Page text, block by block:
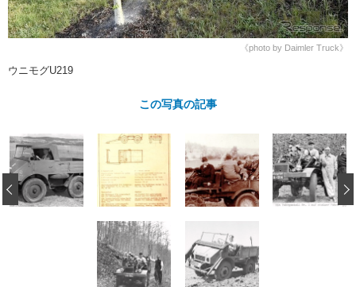
フィルム・ラッピング
ストップ 不具合修理＆粗悪修理
カーメーカー「旧車」関連プロジェ
クト
コラム
ショップ紹介
《photo by Daimler Truck》
ウニモグU219
この写真の記事
‹